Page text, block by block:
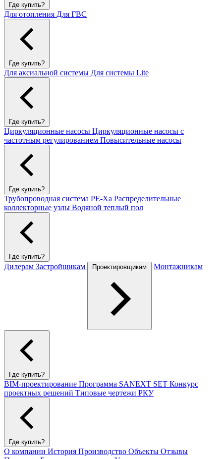
Где купить?
Для отопления Для ГВС
Где купить?
Для аксиальной системы Для системы Lite
Где купить?
Циркуляционные насосы Циркуляционные насосы с
частотным регулированием Повысительные насосы
Где купить?
Трубопроводная система PE-Xa Распределительные
коллекторные узлы Водяной теплый пол
Где купить?
Дилерам Застройщикам Проектировщикам Монтажникам
Где купить?
BIM-проектирование Программа SANEXT SET Конкурс
проектных решений Типовые чертежи РКУ
Где купить?
О компании История Производство Объекты Отзывы